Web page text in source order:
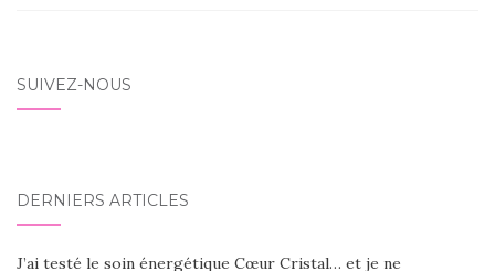
SUIVEZ-NOUS
DERNIERS ARTICLES
J’ai testé le soin énergétique Cœur Cristal… et je ne